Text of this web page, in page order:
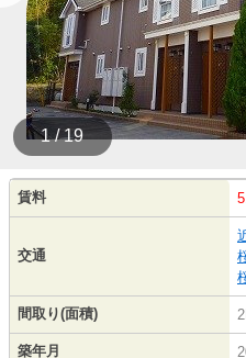
1 / 19
賃料
交通
間取り(面積)
築年月